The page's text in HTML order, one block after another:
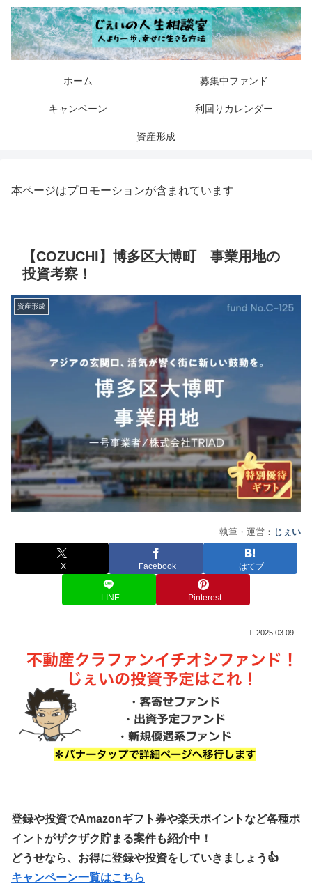
ホーム 募集中ファンド
キャンペーン 利回りカレンダー
資産形成
本ページはプロモーションが含まれています
【COZUCHI】博多区大博町 事業用地の
投資考察！
資産形成
執筆・運営： じぇい
X Facebook はてブ
LINE Pinterest
2025.03.09
登録や投資でAmazonギフト券や楽天ポイントなど各種ポ
イントがザクザク貯まる案件も紹介中！
どうせなら、お得に登録や投資をしていきましょう👍
キャンペーン一覧はこちら